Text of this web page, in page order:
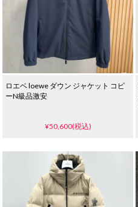
ロエベ loewe ダウン ジャケット コピ
ーN級品激安
¥50,600(税込)